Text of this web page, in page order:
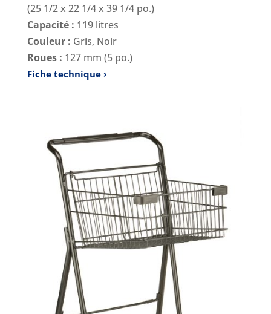
(25 1/2 x 22 1/4 x 39 1/4 po.)
Capacité : 119 litres
Couleur : Gris, Noir
Roues : 127 mm (5 po.)
Fiche technique